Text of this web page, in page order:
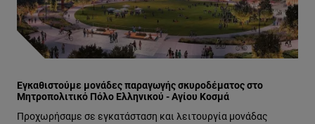
Εγκαθιστούμε μονάδες παραγωγής σκυροδέματος στο
Μητροπολιτικό Πόλο Ελληνικού - Αγίου Κοσμά
Προχωρήσαμε σε εγκατάσταση και λειτουργία μονάδας